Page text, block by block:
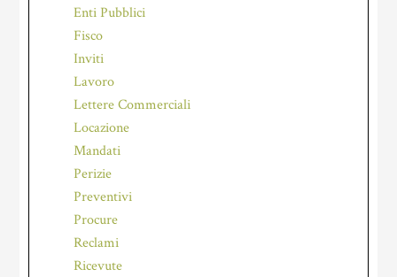
Enti Pubblici
Fisco
Inviti
Lavoro
Lettere Commerciali
Locazione
Mandati
Perizie
Preventivi
Procure
Reclami
Ricevute